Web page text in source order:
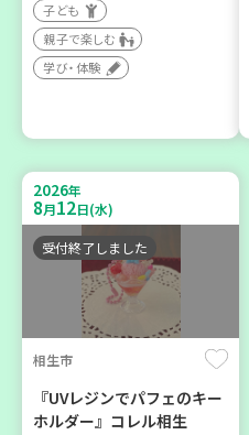
助け合いカフェ＆コープく
らしの助け合いの会相談会
大人向け
ボランティア
カフェ・つどい場
日(月)
子ども
親子で楽しむ
学び・体験
2026年
8月12日(水)
受付終了しました
相生市
『UVレジンでパフェのキー
ホルダー』コレル相生